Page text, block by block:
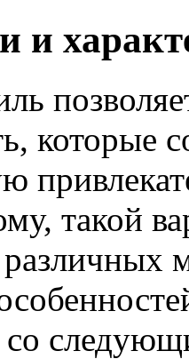
и
которые
такой
различных
со